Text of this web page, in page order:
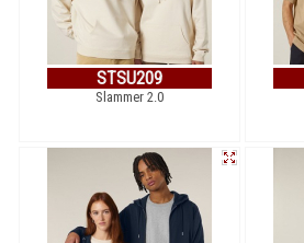
STSU209
Slammer 2.0